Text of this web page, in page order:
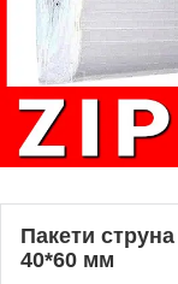
Пакети
40*60 мм